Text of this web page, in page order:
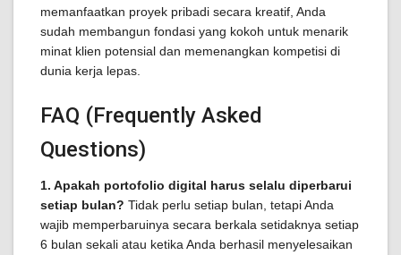
memanfaatkan proyek pribadi secara kreatif, Anda
sudah membangun fondasi yang kokoh untuk menarik
minat klien potensial dan memenangkan kompetisi di
dunia kerja lepas.
FAQ (Frequently Asked
Questions)
1. Apakah portofolio digital harus selalu diperbarui
setiap bulan? Tidak perlu setiap bulan, tetapi Anda
wajib memperbaruinya secara berkala setidaknya setiap
6 bulan sekali atau ketika Anda berhasil menyelesaikan